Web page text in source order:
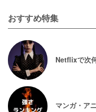
おすすめ特集
Netflixで次
マンガ・ア